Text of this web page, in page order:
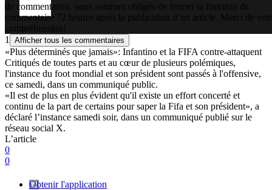
de commentaires, nous sommes obligés de fermer la fonction de
commentaire 72 heures après la publication d’un article. Merci de
compréhension!
1
Afficher tous les commentaires
«Plus déterminés que jamais»: Infantino et la FIFA contre-attaquent
Critiqués de toutes parts et au cœur de plusieurs polémiques,
l'instance du foot mondial et son président sont passés à l'offensive,
ce samedi, dans un communiqué public.
«Il est de plus en plus évident qu'il existe un effort concerté et
continu de la part de certains pour saper la Fifa et son président», a
déclaré l’instance samedi soir, dans un communiqué publié sur le
réseau social X.
L’article
0
0
Obtenir l'application